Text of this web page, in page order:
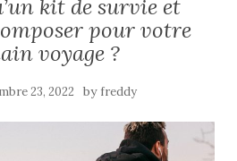
kit de survie et
pour votre
voyage ?
23, 2022 byfreddy